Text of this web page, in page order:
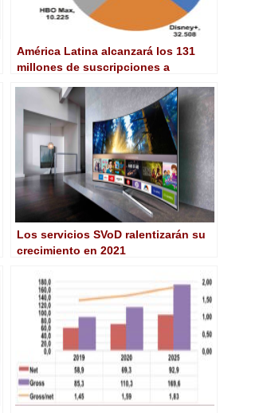
América Latina alcanzará los 131
millones de suscripciones a
Los servicios SVoD ralentizarán su
crecimiento en 2021